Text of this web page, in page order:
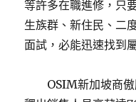
等許多在職進修，只
生族群、新住民、二
面試，必能迅速找到
OSIM新加坡商傲